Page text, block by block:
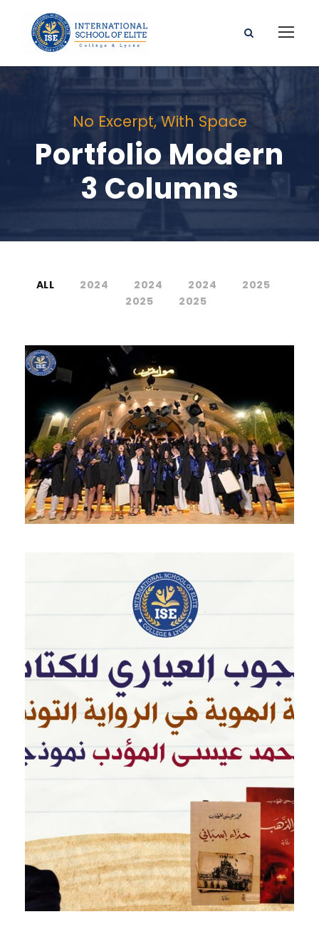
No Excerpt, With Space
Portfolio Modern
3 Columns
ALL 2024 2024 2024
2025
2025
2025
حفل إختتام السنة الدراسية 2024 ـ
2025
18 Juillet 2025
الآداب‎
26 Octobre 2024